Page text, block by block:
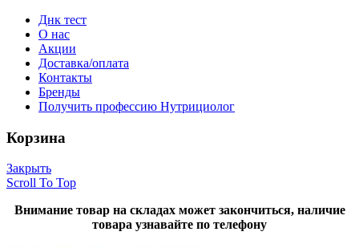
Днк тест
О нас
Акции
Доставка/оплата
Контакты
Бренды
Получить профессию Нутрициолог
Корзина
Закрыть
Scroll To Top
Внимание товар на складах может закончиться, наличие
товара узнавайте по телефону